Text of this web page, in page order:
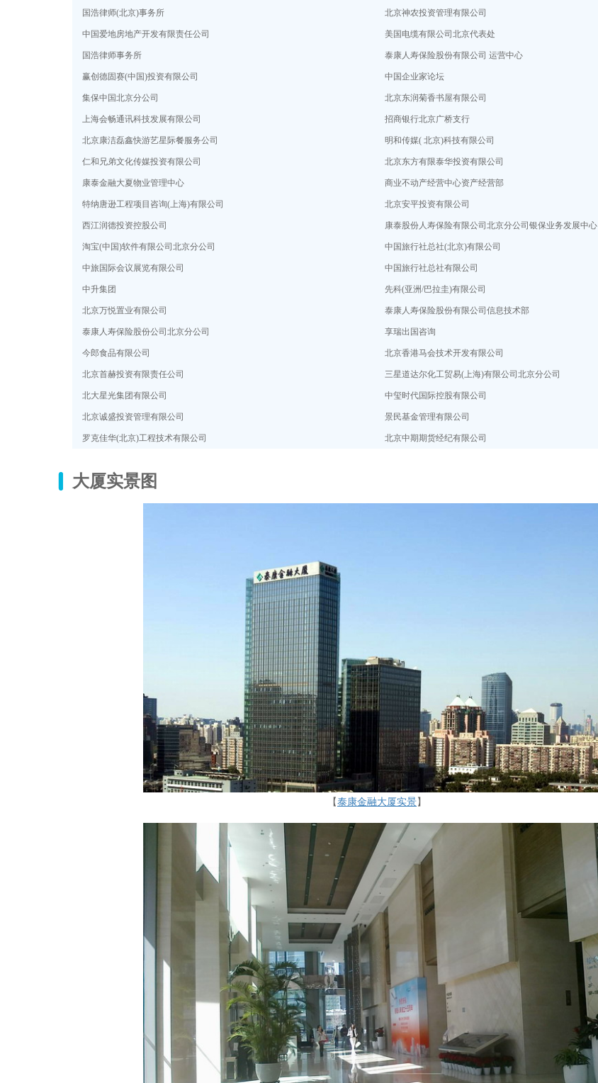
国浩律师(北京)事务所 北京神农投资管理有限公司
中国爱地房地产开发有限责任公司 美国电缆有限公司北京代表处
国浩律师事务所 泰康人寿保险股份有限公司 运营中心
赢创德固赛(中国)投资有限公司 中国企业家论坛
集保中国北京分公司 北京东润菊香书屋有限公司
上海会畅通讯科技发展有限公司 招商银行北京广桥支行
北京康洁磊鑫快游艺星际餐服务公司 明和传媒( 北京)科技有限公司
仁和兄弟文化传媒投资有限公司 北京东方有限泰华投资有限公司
康泰金融大夏物业管理中心 商业不动产经营中心资产经营部
特纳唐逊工程项目咨询(上海)有限公司 北京安平投资有限公司
西江润德投资控股公司 康泰股份人寿保险有限公司北京分公司银保业务发展中心
淘宝(中国)软件有限公司北京分公司 中国旅行社总社(北京)有限公司
中旅国际会议展览有限公司 中国旅行社总社有限公司
中升集团 先科(亚洲/巴拉圭)有限公司
北京万悦置业有限公司 泰康人寿保险股份有限公司信息技术部
泰康人寿保险股份公司北京分公司 享瑞出国咨询
今郎食品有限公司 北京香港马会技术开发有限公司
北京首赫投资有限责任公司 三星道达尔化工贸易(上海)有限公司北京分公司
北大星光集团有限公司 中玺时代国际控股有限公司
北京诚盛投资管理有限公司 景民基金管理有限公司
罗克佳华(北京)工程技术有限公司 北京中期期货经纪有限公司
大厦实景图
【泰康金融大厦实景】